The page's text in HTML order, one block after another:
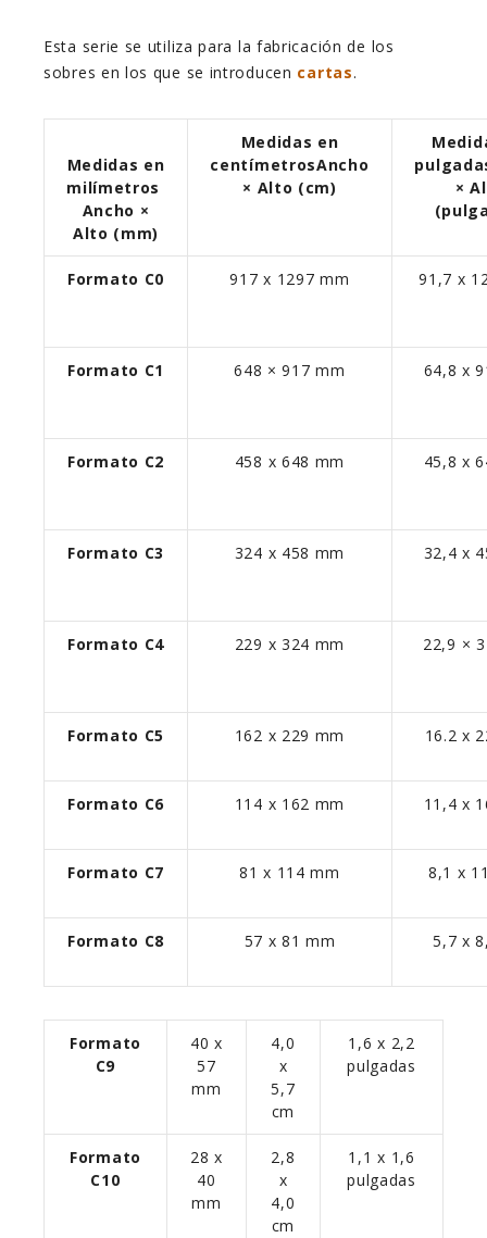
Esta serie se utiliza para la fabricación de los
sobres en los que se introducen cartas.
Medidas en
milímetros
Ancho ×
Alto (mm)
Medidas en
centímetrosAncho
× Alto (cm)
×
Formato C0 917 x 1297 mm 91,7 x
Formato C1 648 × 917 mm 64,8 x
Formato C2 458 x 648 mm 45,8 x
Formato C3 324 x 458 mm 32,4 x
Formato C4 229 x 324 mm 22,9 ×
Formato C5 162 x 229 mm 16.2 x
Formato C6 114 x 162 mm 11,4 x
Formato C7 81 x 114 mm 8,1 x
Formato C8 57 x 81 mm 5,7 x
Formato
C9
40 x
57
mm
4,0
x
5,7
cm
1,6 x 2,2
pulgadas
Formato
C10
28 x
40
mm
2,8
x
4,0
cm
1,1 x 1,6
pulgadas